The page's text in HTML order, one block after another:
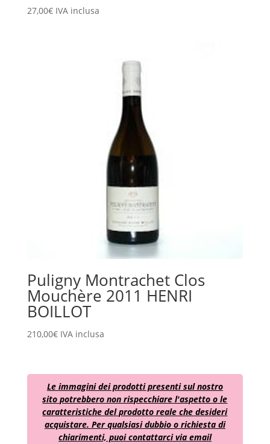
27,00€ IVA inclusa
Puligny Montrachet Clos
Mouchère 2011 HENRI
BOILLOT
210,00€ IVA inclusa
Le immagini dei prodotti presenti sul nostro
sito potrebbero non rispecchiare l'aspetto o le
caratteristiche del prodotto reale che desideri
acquistare. Per qualsiasi dubbio o richiesta di
chiarimenti, puoi contattarci via email